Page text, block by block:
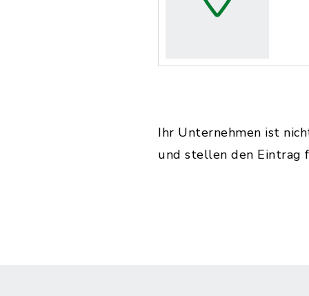
Ihr Unternehmen ist
und stellen den Eintrag